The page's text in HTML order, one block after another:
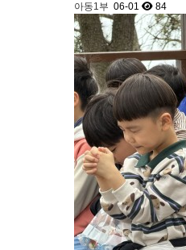
아동1부 06-01 84